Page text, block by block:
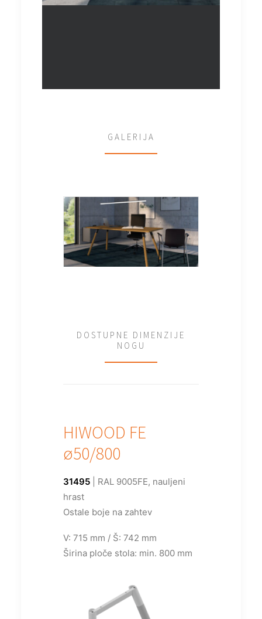
GALERIJA
DOSTUPNE DIMENZIJE
NOGU
HIWOOD FE
ø50/800
31495 | RAL 9005FE, nauljeni
hrast
Ostale boje na zahtev
V: 715 mm / Š: 742 mm
Širina ploče stola: min. 800 mm